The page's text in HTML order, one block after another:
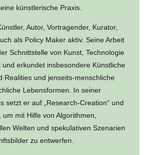
künstlerische Praxis.
Autor, Vortragender, Kurator,
als Policy Maker aktiv. Seine Arbeit
Schnittstelle von Kunst, Technologie
und erkundet insbesondere Künstliche
Realities und jenseits-menschliche
Lebensformen. In seiner
setzt er auf „Research-Creation“ und
um mit Hilfe von Algorithmen,
Welten und spekulativen Szenarien
zu entwerfen.